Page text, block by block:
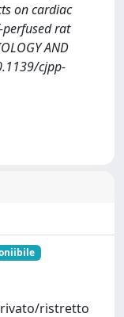
on cardiac
rat
AND
cjpp-
ristretto